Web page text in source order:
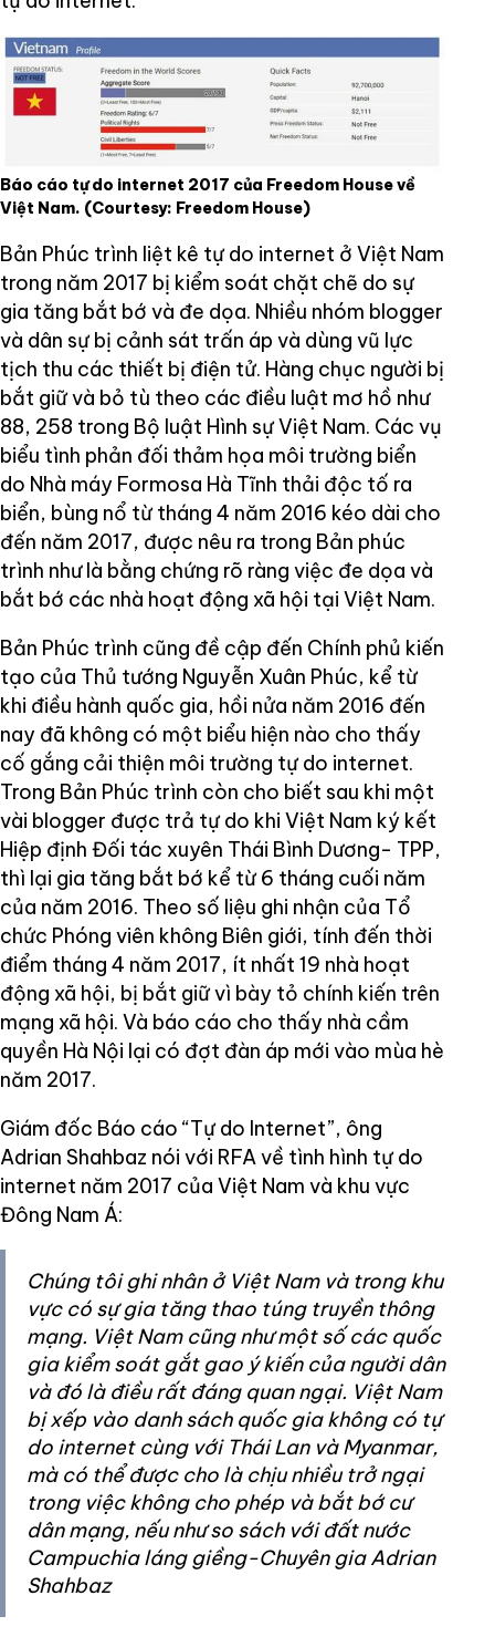
Báo cáo tự do internet 2017 của Freedom House về
Việt Nam. (Courtesy: Freedom House)
Bản Phúc trình liệt kê tự do internet ở Việt Nam
trong năm 2017 bị kiểm soát chặt chẽ do sự
gia tăng bắt bớ và đe dọa. Nhiều nhóm blogger
và dân sự bị cảnh sát trấn áp và dùng vũ lực
tịch thu các thiết bị điện tử. Hàng chục người bị
bắt giữ và bỏ tù theo các điều luật mơ hồ như
88, 258 trong Bộ luật Hình sự Việt Nam. Các vụ
biểu tình phản đối thảm họa môi trường biển
do Nhà máy Formosa Hà Tĩnh thải độc tố ra
biển, bùng nổ từ tháng 4 năm 2016 kéo dài cho
đến năm 2017, được nêu ra trong Bản phúc
trình như là bằng chứng rõ ràng việc đe dọa và
bắt bớ các nhà hoạt động xã hội tại Việt Nam.
Bản Phúc trình cũng đề cập đến Chính phủ kiến
tạo của Thủ tướng Nguyễn Xuân Phúc, kể từ
khi điều hành quốc gia, hồi nửa năm 2016 đến
nay đã không có một biểu hiện nào cho thấy
cố gắng cải thiện môi trường tự do internet.
Trong Bản Phúc trình còn cho biết sau khi một
vài blogger được trả tự do khi Việt Nam ký kết
Hiệp định Đối tác xuyên Thái Bình Dương- TPP,
thì lại gia tăng bắt bớ kể từ 6 tháng cuối năm
của năm 2016. Theo số liệu ghi nhận của Tổ
chức Phóng viên không Biên giới, tính đến thời
điểm tháng 4 năm 2017, ít nhất 19 nhà hoạt
động xã hội, bị bắt giữ vì bày tỏ chính kiến trên
mạng xã hội. Và báo cáo cho thấy nhà cầm
quyền Hà Nội lại có đợt đàn áp mới vào mùa hè
năm 2017.
Giám đốc Báo cáo “Tự do Internet”, ông
Adrian Shahbaz nói với RFA về tình hình tự do
internet năm 2017 của Việt Nam và khu vực
Đông Nam Á:
Chúng tôi ghi nhân ở Việt Nam và trong khu
vực có sự gia tăng thao túng truyền thông
mạng. Việt Nam cũng như một số các quốc
gia kiểm soát gắt gao ý kiến của người dân
và đó là điều rất đáng quan ngại. Việt Nam
bị xếp vào danh sách quốc gia không có tự
do internet cùng với Thái Lan và Myanmar,
mà có thể được cho là chịu nhiều trở ngại
trong việc không cho phép và bắt bớ cư
dân mạng, nếu như so sách với đất nước
Campuchia láng giềng-Chuyên gia Adrian
Shahbaz